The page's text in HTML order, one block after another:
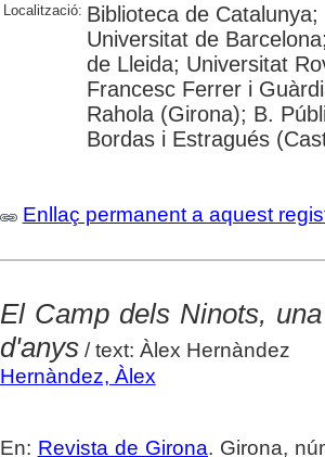
Localització: Biblioteca de
Universitat de
de Lleida; Universitat
Francesc Ferrer i
Rahola (Girona); B.
Bordas i Estragués
Enllaç permanent a aquest
El Camp dels Ninots,
d'anys/ text: Àlex Hernàndez
Hernàndez, Àlex
En: Revista de Girona. Girona,